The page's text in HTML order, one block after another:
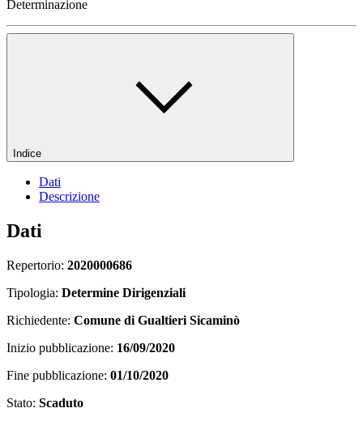
Determinazione
Indice
Dati
Descrizione
Dati
Repertorio: 2020000686
Tipologia: Determine Dirigenziali
Richiedente: Comune di Gualtieri Sicaminò
Inizio pubblicazione: 16/09/2020
Fine pubblicazione: 01/10/2020
Stato: Scaduto